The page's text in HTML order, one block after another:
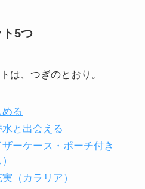
5つ
は、つぎのとおり。
る
と出会える
ーケース・ポーチ付き
（カラリア）